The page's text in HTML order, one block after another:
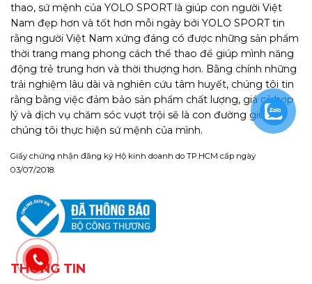
thao, sứ mệnh của YOLO SPORT là giúp con người Việt
Nam đẹp hơn và tốt hơn mỗi ngày bởi YOLO SPORT tin
rằng người Việt Nam xứng đáng có được những sản phẩm
thời trang mang phong cách thể thao để giúp mình năng
động trẻ trung hơn và thời thượng hơn. Bằng chính những
trải nghiệm lâu dài và nghiên cứu tâm huyết, chúng tôi tin
rằng bằng việc đảm bảo sản phẩm chất lượng, giá cả hợp
lý và dịch vụ chăm sóc vượt trội sẽ là con đường giúp
chúng tôi thực hiện sứ mệnh của mình.
Giấy chứng nhận đăng ký Hộ kinh doanh do TP.HCM cấp ngày
03/07/2018.
THÔNG TIN